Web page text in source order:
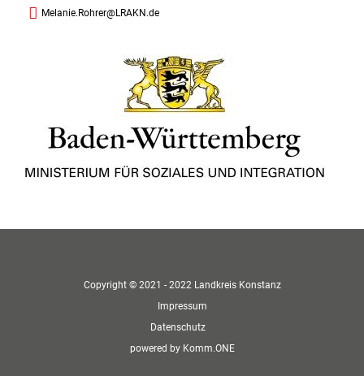
Melanie.Rohrer@LRAKN.de
Copyright © 2021 - 2022 Landkreis Konstanz
Impressum
Datenschutz
powered by Komm.ONE